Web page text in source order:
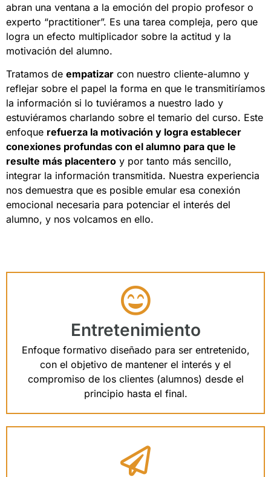
abran una ventana a la emoción del propio profesor o
experto “practitioner”. Es una tarea compleja, pero que
logra un efecto multiplicador sobre la actitud y la
motivación del alumno.
Tratamos de empatizar con nuestro cliente-alumno y
reflejar sobre el papel la forma en que le transmitiríamos
la información si lo tuviéramos a nuestro lado y
estuviéramos charlando sobre el temario del curso. Este
enfoque refuerza la motivación y logra establecer
conexiones profundas con el alumno para que le
resulte más placentero y por tanto más sencillo,
integrar la información transmitida. Nuestra experiencia
nos demuestra que es posible emular esa conexión
emocional necesaria para potenciar el interés del
alumno, y nos volcamos en ello.
Entretenimiento
Enfoque formativo diseñado para ser entretenido,
con el objetivo de mantener el interés y el
compromiso de los clientes (alumnos) desde el
principio hasta el final.